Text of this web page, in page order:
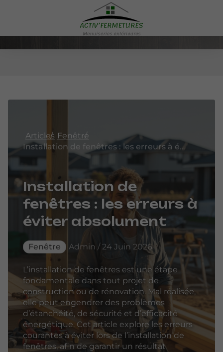
Articles Fenêtre
Installation de fenêtres : les erreurs à éviter absolument
Installation de
fenêtres : les erreurs à
éviter absolument
Fenêtre Admin / 24 Juin 2026
L’installation de fenêtres est une étape
fondamentale dans tout projet de
construction ou de rénovation. Mal réalisée,
elle peut engendrer des problèmes
d’étanchéité, de sécurité et d’efficacité
énergétique. Cet article explore les erreurs
courantes à éviter lors de l’installation de
fenêtres, afin de garantir un résultat